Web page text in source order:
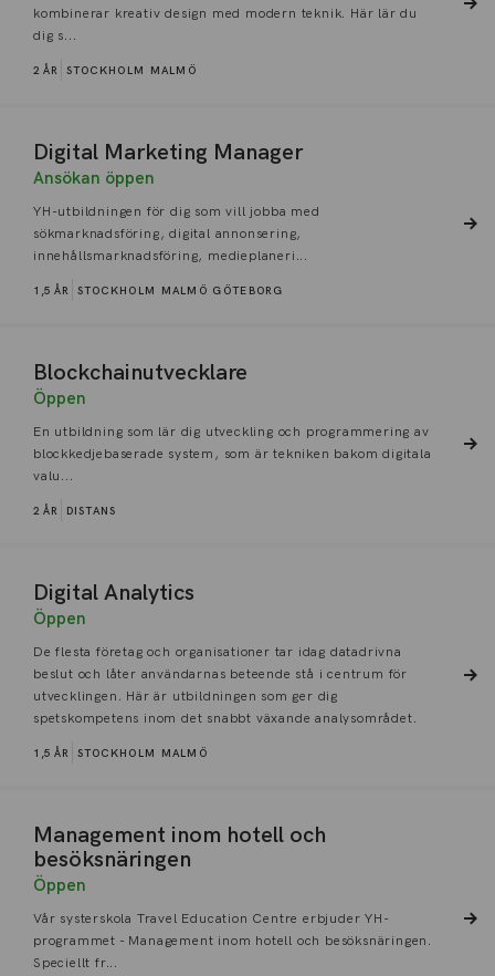
kombinerar kreativ design med modern teknik. Här lär du
dig s...
2 ÅR STOCKHOLM MALMÖ
Digital Marketing Manager
Ansökan öppen
YH-utbildningen för dig som vill jobba med
sökmarknadsföring, digital annonsering,
innehållsmarknadsföring, medieplaneri...
1,5 ÅR STOCKHOLM MALMÖ GÖTEBORG
Blockchainutvecklare
Öppen
En utbildning som lär dig utveckling och programmering av
blockkedjebaserade system, som är tekniken bakom digitala
valu...
2 ÅR DISTANS
Digital Analytics
Öppen
De flesta företag och organisationer tar idag datadrivna
beslut och låter användarnas beteende stå i centrum för
utvecklingen. Här är utbildningen som ger dig
spetskompetens inom det snabbt växande analysområdet.
1,5 ÅR STOCKHOLM MALMÖ
Management inom hotell och
besöksnäringen
Öppen
Vår systerskola Travel Education Centre erbjuder YH-
programmet - Management inom hotell och besöksnäringen.
Speciellt fr...